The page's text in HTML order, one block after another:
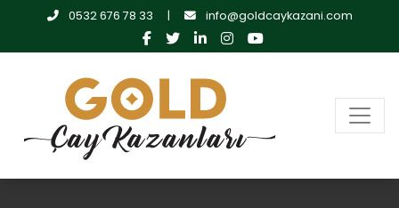
0532 676 78 33 | info@goldcaykazani.com